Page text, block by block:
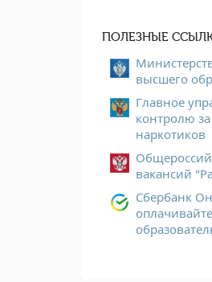
ПОЛЕЗНЫЕ
высшего
Главное
контролю
наркотиков
вакансий
Сбербанк
оплачивайте